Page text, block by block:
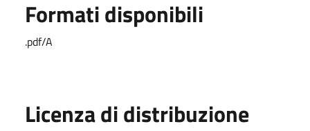
Formati disponibili
.pdf/A
Licenza di distribuzione